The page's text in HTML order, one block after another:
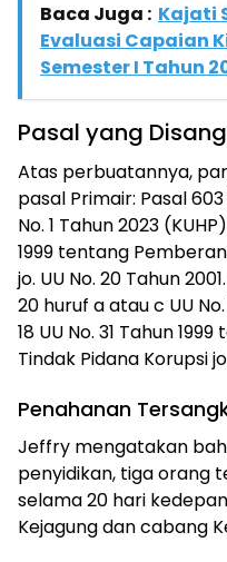
Baca Juga : Kajati
Evaluasi Capaian
Semester I Tahun
Pasal yang
Atas perbuatannya,
pasal Primair: Pasal
No. 1 Tahun 2023
1999 tentang
jo. UU No. 20 Tahun
20 huruf a atau c UU
18 UU No. 31 Tahun
Tindak Pidana Korupsi
Penahanan
Jeffry mengatakan
penyidikan, tiga orang
selama 20 hari
Kejagung dan cabang